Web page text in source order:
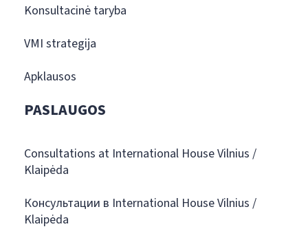
Konsultacinė taryba
VMI strategija
Apklausos
PASLAUGOS
Consultations at International House Vilnius /
Klaipėda
Консультации в International House Vilnius /
Klaipėda